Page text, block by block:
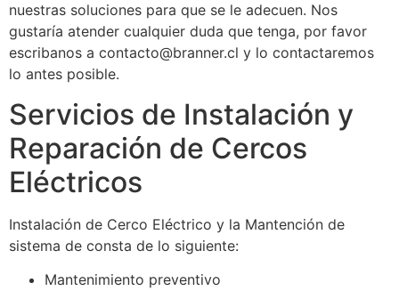
nuestras soluciones para que se le adecuen. Nos
gustaría atender cualquier duda que tenga, por favor
escribanos a contacto@branner.cl y lo contactaremos
lo antes posible.
Servicios de Instalación y
Reparación de Cercos
Eléctricos
Instalación de Cerco Eléctrico y la Mantención de
sistema de consta de lo siguiente:
Mantenimiento preventivo